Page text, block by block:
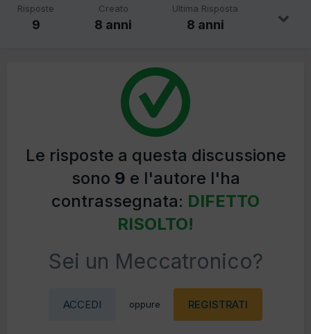
Risposte
9
Creato
8 anni
Ultima Risposta
8 anni
Le risposte a questa discussione
sono 9 e l'autore l'ha
contrassegnata: DIFETTO
RISOLTO!
Sei un Meccatronico?
ACCEDI oppure REGISTRATI